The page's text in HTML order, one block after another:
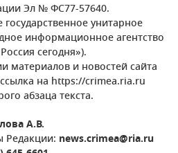
Эл № ФС77-57640.
унитарное
информационное агентство
сегодня»).
материалов и новостей сайта
на https://crimea.ria.ru
абзаца текста.
А.В.
Редакции: news.crimea@ria.ru